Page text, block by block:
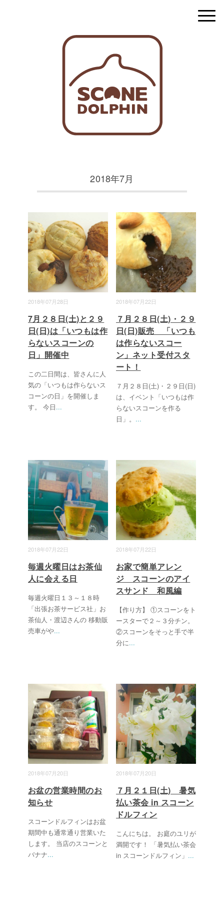
2018年7月
2018年07月28日
7月２８日(土)と２９
日(日)は「いつもは作
らないスコーンの
日」開催中
この二日間は、皆さんに人
気の「いつもは作らないス
コーンの日」を開催しま
す。 今日...
2018年07月22日
７月２８日(土)・２９
日(日)販売 「いつも
は作らないスコー
ン」ネット受付スタ
ート！
７月２８日(土)・２９日(日)
は、イベント「いつもは作
らないスコーンを作る
日」。 ...
2018年07月22日
毎週火曜日はお茶仙
人に会える日
毎週火曜日１３～１８時
「出張お茶サービス社」お
茶仙人・渡辺さんの 移動販
売車がや...
2018年07月22日
お家で簡単アレン
ジ スコーンのアイ
スサンド 和風編
【作り方】 ①スコーンをト
ースターで２～３分チン。
②スコーンをそっと手で半
分に...
2018年07月20日
お盆の営業時間のお
知らせ
スコーンドルフィンはお盆
期間中も通常通り営業いた
します。 当店のスコーンと
バナナ...
2018年07月20日
７月２１日(土) 暑気
払い茶会 in スコーン
ドルフィン
こんにちは。 お庭のユリが
満開です！ 「暑気払い茶会
in スコーンドルフィン」 ...